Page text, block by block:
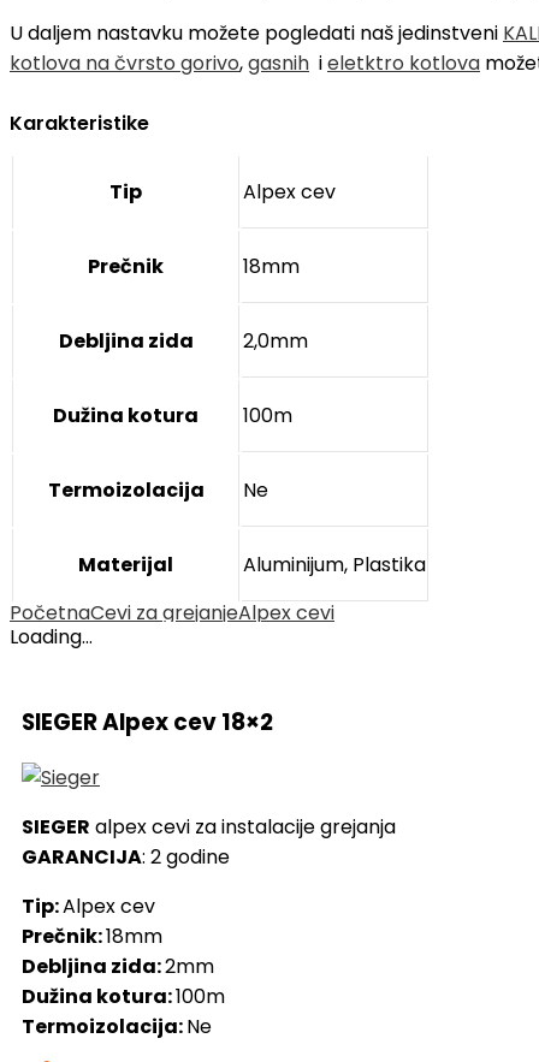
U daljem nastavku možete pogledati naš jedinstveni
kotlova na čvrsto gorivo,gasnih ieletktro kotlova
Karakteristike
Tip Alpex cev
Prečnik 18mm
Debljina zida 2,0mm
Dužina kotura 100m
Termoizolacija Ne
Materijal
Aluminijum, Plastika
PočetnaCevi za grejanjeAlpex cevi
Loading...
SIEGER Alpex cev 18×2
SIEGER alpex cevi za instalacije grejanja
GARANCIJA: 2 godine
Tip:Alpex cev
Prečnik:18mm
Debljina zida:2mm
Dužina kotura:100m
Termoizolacija:Ne